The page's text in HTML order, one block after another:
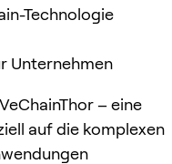
Technologie
Unternehmen
– eine
auf die komplexen